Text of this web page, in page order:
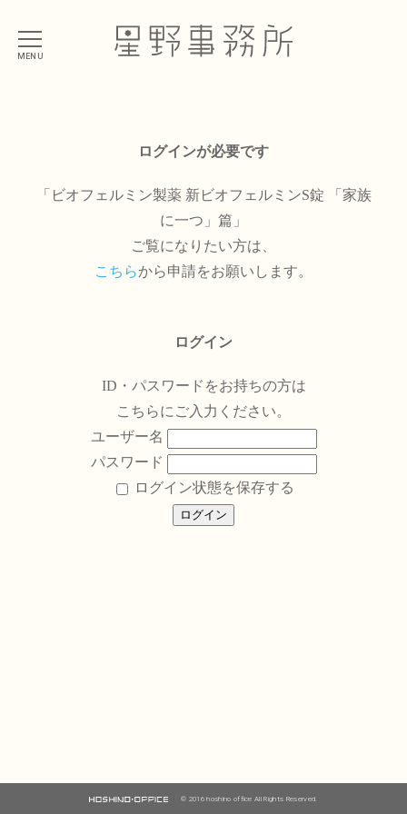
ログインが必要です
「ビオフェルミン製薬 新ビオフェルミンS錠 「家族
に一つ」篇」
ご覧になりたい方は、
こちらから申請をお願いします。
ログイン
ID・パスワードをお持ちの方は
こちらにご入力ください。
ユーザー名
パスワード
ログイン状態を保存する
© 2016 hoshino office All Rights Reserved.
MENU